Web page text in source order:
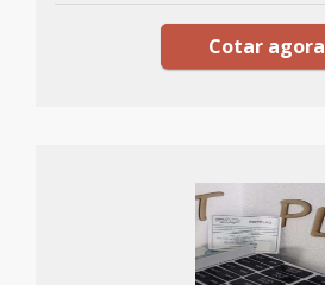
Cotar agora